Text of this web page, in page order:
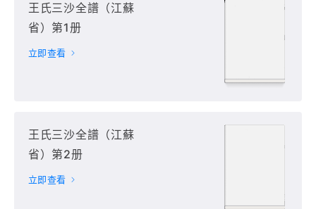
王氏三沙全譜（江蘇
省）第1册
立即查看
王氏三沙全譜（江蘇
省）第2册
立即查看